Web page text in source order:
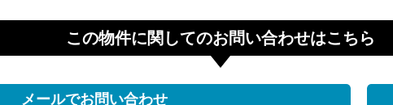
この物件に関してのお問い合わせはこちら
メールでお問い合わせ